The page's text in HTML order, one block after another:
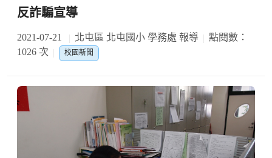
反詐騙宣導
2021-07-21 北屯區 北屯國小 學務處 報導
點閱數：
1026 次
校園新聞